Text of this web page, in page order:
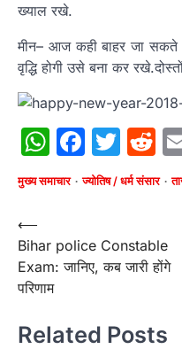
ख्याल रखे.
मीन– आज कही बाहर जा सकते
वृद्धि होगी उसे बना कर
मुख्य समाचार ज्योतिष / धर्म संसार
Post
navigation
⟵
Bihar police Constable
Exam: जानिए, कब जारी होंगे
परिणाम
Related Posts